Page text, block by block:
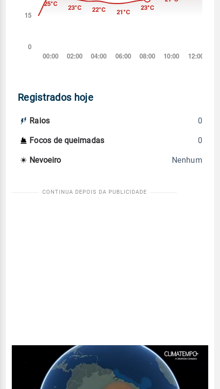
Registrados hoje
Raios 0
Focos de queimadas 0
Nevoeiro Nenhum